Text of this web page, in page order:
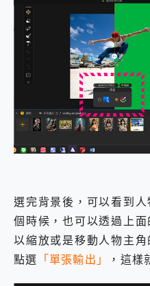
選完背景後，可以看到
個時候，也可以透過上
以縮放或是移動人物主
點選 「單張輸出」 ，這樣